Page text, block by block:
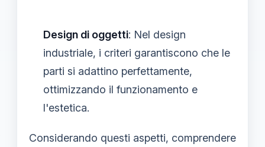
Design di oggetti: Nel design
industriale, i criteri garantiscono che le
parti si adattino perfettamente,
ottimizzando il funzionamento e
l'estetica.
Considerando questi aspetti, comprendere